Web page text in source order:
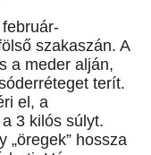
szakaszán. A
a meder alján,
terít.
el, a
3 kilós súlyt.
„öregek” hossza